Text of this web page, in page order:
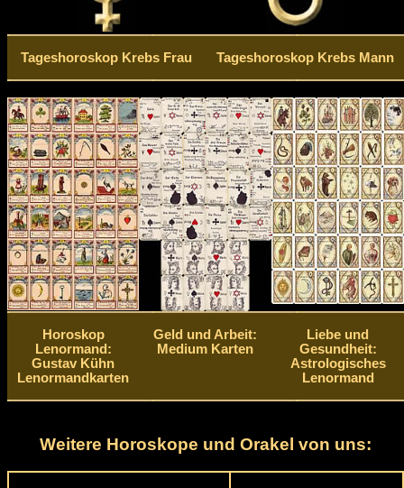
Tageshoroskop Krebs Frau Tageshoroskop Krebs Mann
Horoskop
Lenormand:
Gustav Kühn
Lenormandkarten
Geld und Arbeit:
Medium Karten
Liebe und
Gesundheit:
Astrologisches
Lenormand
Weitere Horoskope und Orakel von uns: